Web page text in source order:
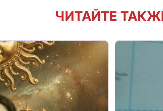
ЧИТАЙТЕ